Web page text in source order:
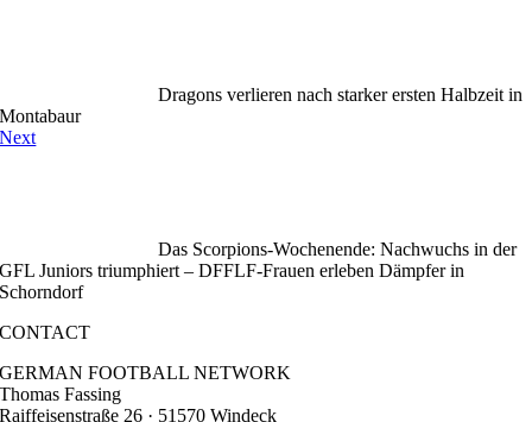
Dragons verlieren nach starker ersten Halbzeit in
Montabaur
Next
Das Scorpions-Wochenende: Nachwuchs in der
GFL Juniors triumphiert – DFFLF-Frauen erleben Dämpfer in
Schorndorf
CONTACT
GERMAN FOOTBALL NETWORK
Thomas Fassing
Raiffeisenstraße 26 · 51570 Windeck